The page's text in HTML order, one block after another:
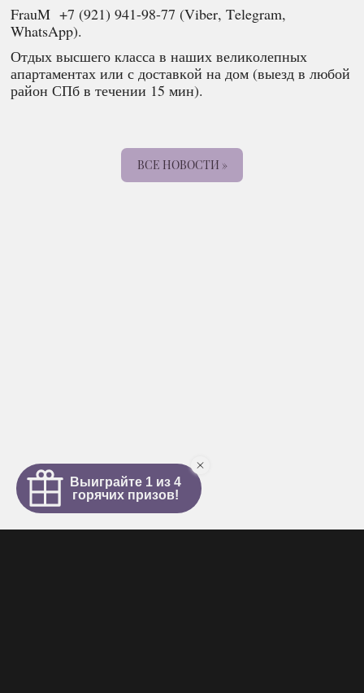
FrauM +7 (921) 941-98-77 (Viber, Telegram,
WhatsApp).
Отдых высшего класса в наших великолепных
апартаментах или с доставкой на дом (выезд в любой
район СПб в течении 15 мин).
ВСЕ НОВОСТИ »